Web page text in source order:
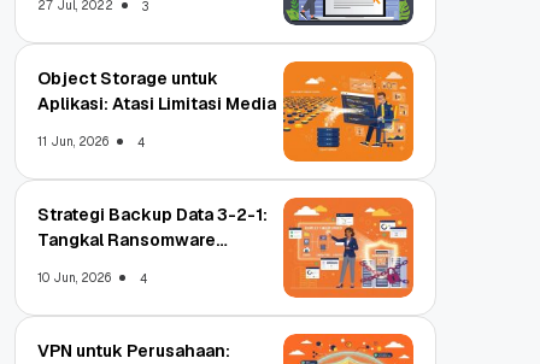
27 Jul, 2022 3
Object Storage untuk
Aplikasi: Atasi Limitasi Media
11 Jun, 2026 4
Strategi Backup Data 3-2-1:
Tangkal Ransomware
10 Jun, 2026 4
VPN untuk Perusahaan: